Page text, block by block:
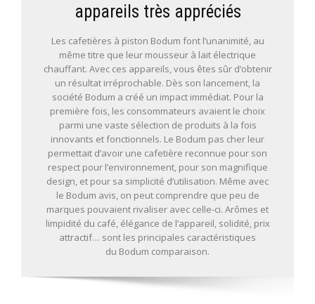
appareils très appréciés
Les cafetières à piston Bodum font l’unanimité, au
même titre que leur mousseur à lait électrique
chauffant. Avec ces appareils, vous êtes sûr d’obtenir
un résultat irréprochable. Dès son lancement, la
société Bodum a créé un impact immédiat. Pour la
première fois, les consommateurs avaient le choix
parmi une vaste sélection de produits à la fois
innovants et fonctionnels. Le Bodum pas cher leur
permettait d’avoir une cafetière reconnue pour son
respect pour l’environnement, pour son magnifique
design, et pour sa simplicité d’utilisation. Même avec
le Bodum avis, on peut comprendre que peu de
marques pouvaient rivaliser avec celle-ci. Arômes et
limpidité du café, élégance de l’appareil, solidité, prix
attractif… sont les principales caractéristiques
du Bodum comparaison.